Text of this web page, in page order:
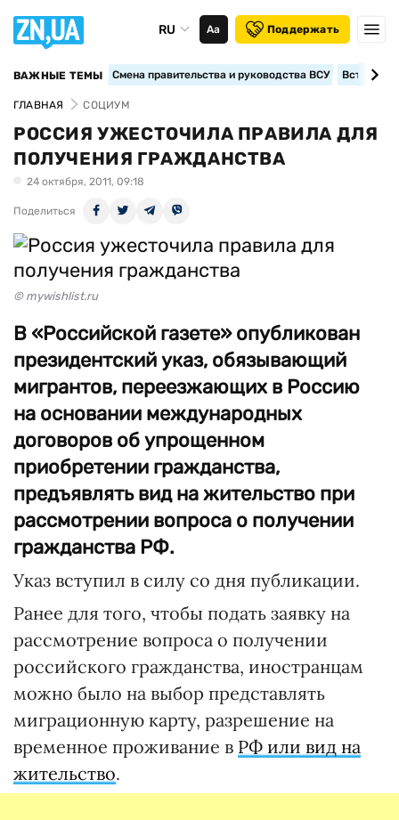
RU Аа Поддержать
ВАЖНЫЕ ТЕМЫ Смена правительства и руководства ВСУ
ГЛАВНАЯ СОЦИУМ
РОССИЯ УЖЕСТОЧИЛА ПРАВИЛА ДЛЯ
ПОЛУЧЕНИЯ ГРАЖДАНСТВА
24 октября, 2011, 09:18
Поделиться
© mywishlist.ru
В «Российской газете» опубликован
президентский указ, обязывающий
мигрантов, переезжающих в Россию
на основании международных
договоров об упрощенном
приобретении гражданства,
предъявлять вид на жительство при
рассмотрении вопроса о получении
гражданства РФ.
Указ вступил в силу со дня публикации.
Ранее для того, чтобы подать заявку на
рассмотрение вопроса о получении
российского гражданства, иностранцам
можно было на выбор представлять
миграционную карту, разрешение на
временное проживание в РФ или вид на
жительство.